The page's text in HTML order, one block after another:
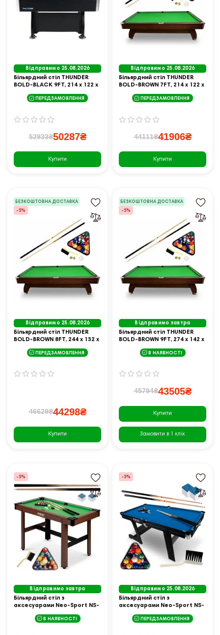
Відправимо 25.08.2026
Більярдний стіл THUNDER
BOLD-BLACK 9FT, 214 х 122 х
81 см
ПЕРЕДЗАМОВЛЕННЯ
52933₴50287₴
Купити
Відправимо 25.08.2026
Більярдний стіл THUNDER
BOLD-BROWN 7FT, 214 х 122 х
81 см
ПЕРЕДЗАМОВЛЕННЯ
44111₴41906₴
Купити
БЕЗКОШТОВНА ДОСТАВКА
-5%
Відправимо 25.08.2026
Більярдний стіл THUNDER
BOLD-BROWN 8FT, 244 х 132 х
ПЕРЕДЗАМОВЛЕННЯ
46629₴44298₴
Купити
БЕЗКОШТОВНА ДОСТАВКА
-5%
Відправимо завтра
Більярдний стіл THUNDER
BOLD-BROWN 9FT, 274 х 142 х
В НАЯВНОСТІ
45794₴43505₴
Купити
Замовити в 1 клік
-5%
Відправимо завтра
Більярдний стіл з
аксесуарами Neo-Sport NS-
коричневийВ НАЯВНОСТІ
-5%
Відправимо 25.08.2026
Більярдний стіл з
аксесуарами Neo-Sport NS-
ПЕРЕДЗАМОВЛЕННЯ